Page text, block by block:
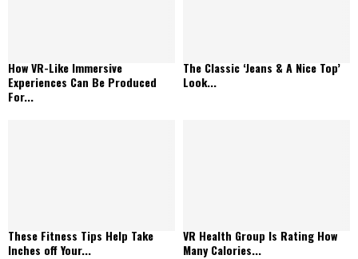
How VR-Like Immersive
Experiences Can Be Produced
For...
The Classic ‘Jeans & A Nice Top’
Look...
These Fitness Tips Help Take
Inches off Your...
VR Health Group Is Rating How
Many Calories...